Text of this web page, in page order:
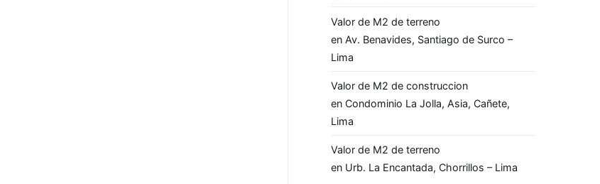
Valor de M2 de terreno
en Av. Benavides, Santiago de Surco –
Lima
Valor de M2 de construccion
en Condominio La Jolla, Asia, Cañete,
Lima
Valor de M2 de terreno
en Urb. La Encantada, Chorrillos – Lima